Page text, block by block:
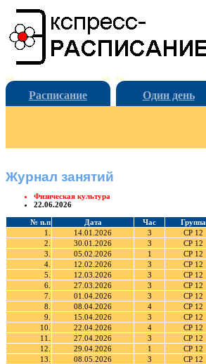
Расписание Один день
Журнал занятий
Физическая культура
22.06.2026
№ п.п Дата Час Группа
1.
14.01.2026 3 СР 12
2.
30.01.2026 3 СР 12
3.
05.02.2026 1 СР 12
4.
12.02.2026 3 СР 12
5.
12.03.2026 3 СР 12
6.
27.03.2026 3 СР 12
7.
01.04.2026 3 СР 12
8.
08.04.2026 4 СР 12
9.
15.04.2026 3 СР 12
10.
22.04.2026 4 СР 12
11.
27.04.2026 3 СР 12
12.
29.04.2026 1 СР 12
13.
08.05.2026 3 СР 12